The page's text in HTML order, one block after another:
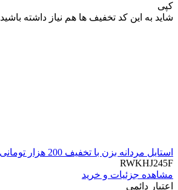
کپی
شاید به این کد تخفیف ها هم نیاز داشته باشید
استایل مردانه بزن با تخفیف 200 هزار تومانی دیجی استایل
RWKHJ245F
مشاهده جزئیات و خرید
اعتبار دائمی